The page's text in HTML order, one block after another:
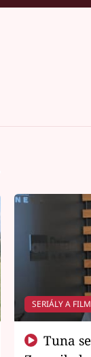
SERIÁLY A